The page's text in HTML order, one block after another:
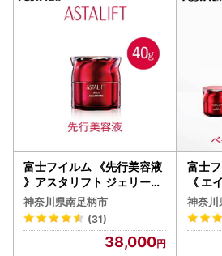
富士フイルム 《先行美容液
》アスタリフト ジェリーア
クアリスタ 40g 【 化粧品
】
神奈川県南足柄市
(31)
38,000
富士
《 エ
ク4点
》 【
神奈川